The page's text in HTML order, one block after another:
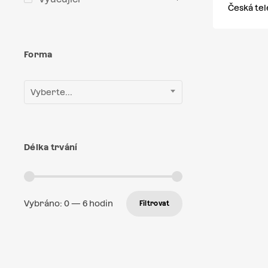
Forma
Vyberte...
Délka trvání
Vybráno: 0— 6 hodin Filtrovat
Česká